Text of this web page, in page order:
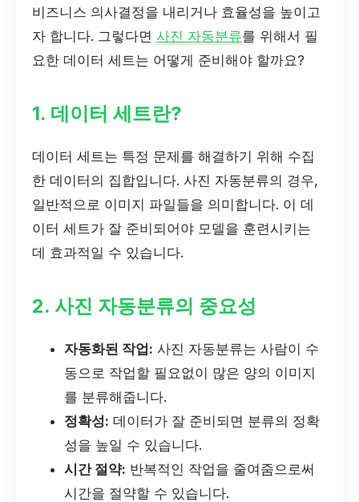
비즈니스 의사결정을 내리거나 효율성을 높이고
자 합니다. 그렇다면 사진 자동분류를 위해서 필
요한 데이터 세트는 어떻게 준비해야 할까요?
1. 데이터 세트란?
데이터 세트는 특정 문제를 해결하기 위해 수집
한 데이터의 집합입니다. 사진 자동분류의 경우,
일반적으로 이미지 파일들을 의미합니다. 이 데
이터 세트가 잘 준비되어야 모델을 훈련시키는
데 효과적일 수 있습니다.
2. 사진 자동분류의 중요성
자동화된 작업: 사진 자동분류는 사람이 수
동으로 작업할 필요없이 많은 양의 이미지
를 분류해줍니다.
정확성: 데이터가 잘 준비되면 분류의 정확
성을 높일 수 있습니다.
시간 절약: 반복적인 작업을 줄여줌으로써
시간을 절약할 수 있습니다.